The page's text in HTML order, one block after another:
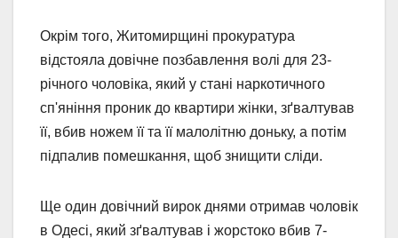
Окрім того, Житомирщині прокуратура
відстояла довічне позбавлення волі для 23-
річного чоловіка, який у стані наркотичного
сп'яніння проник до квартири жінки, зґвалтував
її, вбив ножем її та її малолітню доньку, а потім
підпалив помешкання, щоб знищити сліди.
Ще один довічний вирок днями отримав чоловік
в Одесі, який зґвалтував і жорстоко вбив 7-